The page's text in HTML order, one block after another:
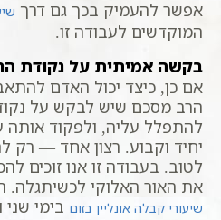
אפשר להעמיק בכך גם דרך
המוקדשים לעבודה זו.
בקשה אמיתית על נקודת
אם כן, כיצד יכול האדם
הרב מסכם שיש לבקש על
להתפלל עליה, ולפקוד אותה
יחיד וקבוע. רצון אחד — רק
לטוב. בעבודה זו אנו זוכים
את האור האלוקי לכשיתגלה.
שיעורי קבלה אונליין בזום